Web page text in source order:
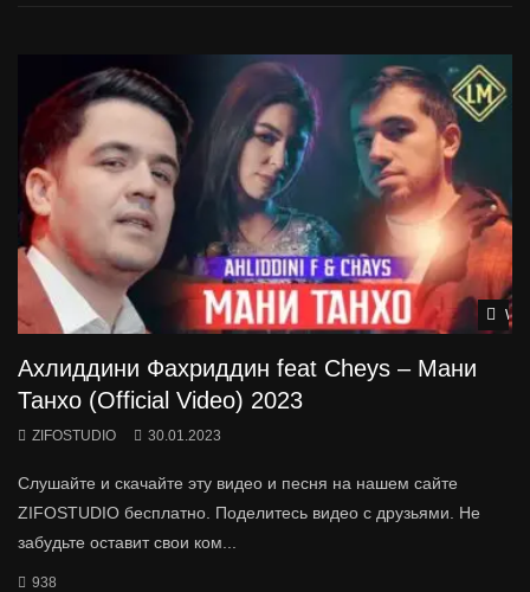
Ахлиддини Фахриддин feat Cheys – Мани
Танхо (Official Video) 2023
ZIFOSTUDIO 30.01.2023
Слушайте и скачайте эту видео и песня на нашем сайте
ZIFOSTUDIO бесплатно. Поделитесь видео с друзьями. Не
забудьте оставит свои ком...
938